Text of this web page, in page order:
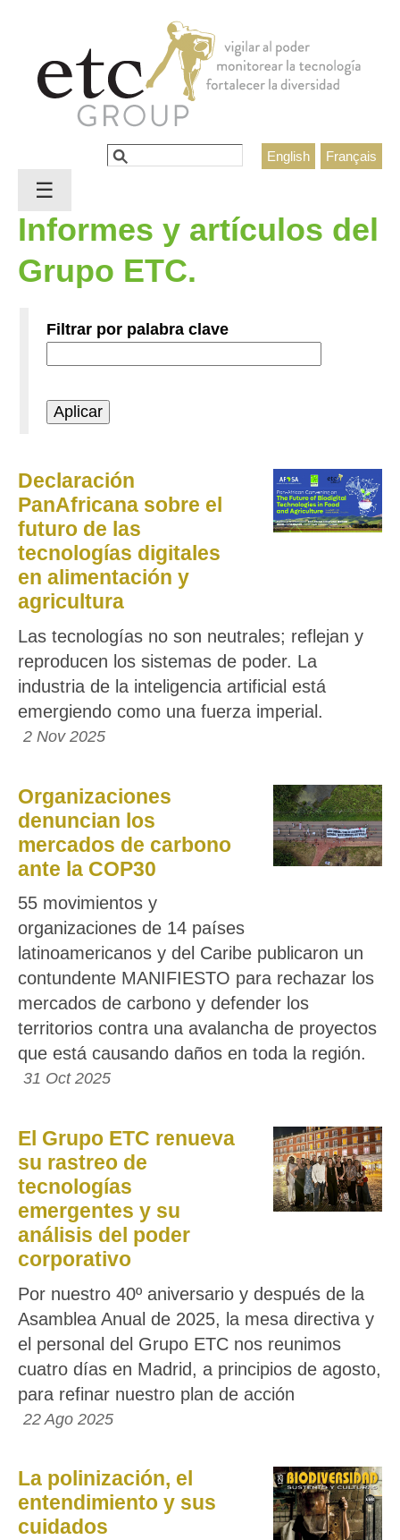
Français
English
Formulario de búsqueda
Buscar
Informes y artículos del
Grupo ETC.
Filtrar por palabra clave
Declaración
PanAfricana sobre el
futuro de las
tecnologías digitales
en alimentación y
agricultura
Las tecnologías no son neutrales; reflejan y
reproducen los sistemas de poder. La
industria de la inteligencia artificial está
emergiendo como una fuerza imperial.
2 Nov 2025
Organizaciones
denuncian los
mercados de carbono
ante la COP30
55 movimientos y
organizaciones de 14 países
latinoamericanos y del Caribe publicaron un
contundente MANIFIESTO para rechazar los
mercados de carbono y defender los
territorios contra una avalancha de proyectos
que está causando daños en toda la región.
31 Oct 2025
El Grupo ETC renueva
su rastreo de
tecnologías
emergentes y su
análisis del poder
corporativo
Por nuestro 40º aniversario y después de la
Asamblea Anual de 2025, la mesa directiva y
el personal del Grupo ETC nos reunimos
cuatro días en Madrid, a principios de agosto,
para refinar nuestro plan de acción
22 Ago 2025
La polinización, el
entendimiento y sus
cuidados
☰